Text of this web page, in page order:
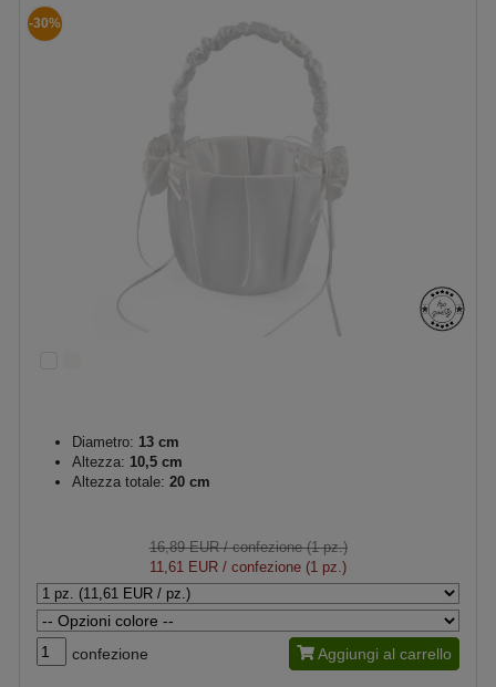
-30%
Diametro: 13 cm
Altezza: 10,5 cm
Altezza totale: 20 cm
16,89 EUR/ confezione (1 pz.)
11,61 EUR / confezione (1 pz.)
confezione Aggiungi al carrello